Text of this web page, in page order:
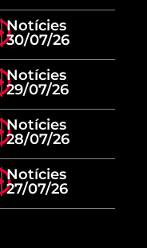
Notícies
30/07/26
Notícies
29/07/26
Notícies
28/07/26
Notícies
27/07/26